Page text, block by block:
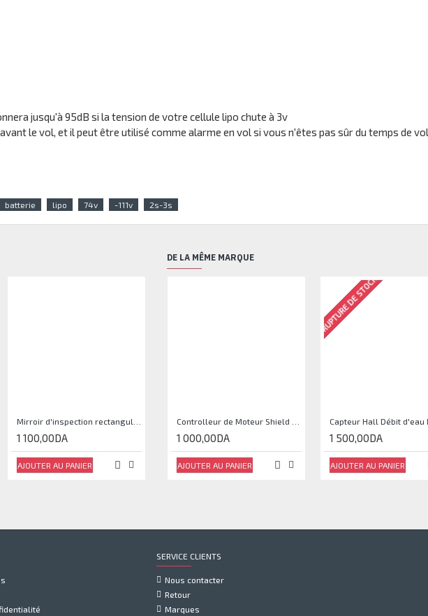
jusqu'à 95dB si la tension de votre cellule lipo chute à 3v
le vol, et il peut être utilisé comme alarme en vol si vous n'êtes pas sûr du temps de vol
batterie lipo 74v -111v 2s-3s
1 100,00DA
AJOUTER AU PANIER
DE LA MÊME MARQUE
1 000,00DA
AJOUTER AU PANIER
RUPTURE DE STOCK
1 500,00DA
AJOUTER AU PANIER
SERVICE CLIENTS
Nous contacter
Retour
Marques